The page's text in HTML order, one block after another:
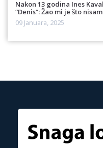
Nakon 13 godina Ines
“Denis”: Žao mi je što
09 Januara, 2025